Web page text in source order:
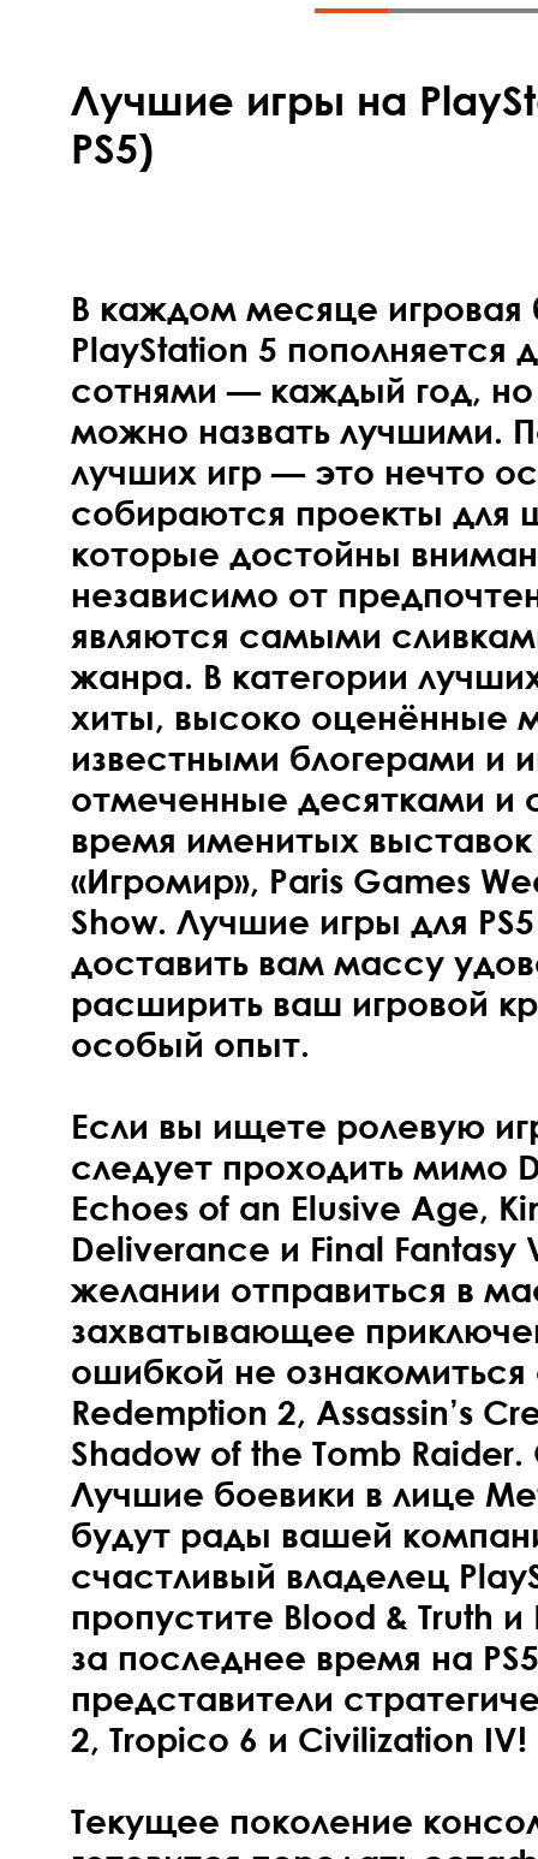
Лучшие игры на
PS5)
В каждом месяце игровая
PlayStation 5 пополняется
сотнями — каждый год, но
можно назвать лучшими.
лучших игр — это нечто
собираются проекты для
которые достойны
независимо от
являются самыми
жанра. В категории
хиты, высоко оценённые
известными блогерами и
отмеченные десятками и
время именитых
«Игромир», Paris Games
Show. Лучшие игры для
доставить вам массу
расширить ваш игровой
особый опыт.
Если вы ищете ролевую
следует проходить мимо
Echoes of an Elusive Age,
Deliverance и Final Fantasy
желании отправиться в
захватывающее
ошибкой не ознакомиться
Redemption 2, Assassin’s
Shadow of the Tomb
Лучшие боевики в лице
будут рады вашей
счастливый владелец
пропустите Blood & Truth
за последнее время на
представители
2, Tropico 6 и Civilization IV!
Текущее поколение